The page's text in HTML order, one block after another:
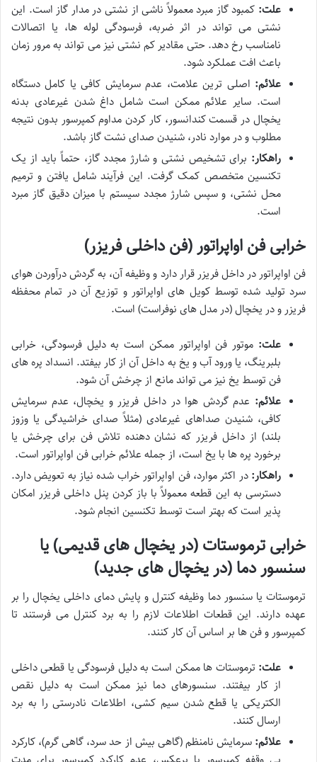
علت: کمبود گاز مبرد معمولاً ناشی از نشتی در مدار گاز است. این
نشتی می تواند در اثر ضربه، فرسودگی لوله ها، یا اتصالات
نامناسب رخ دهد. حتی مقادیر کم نشتی نیز می تواند به مرور زمان
باعث افت عملکرد شود.
علائم: اصلی ترین علامت، عدم سرمایش کافی یا کامل دستگاه
است. سایر علائم ممکن است شامل داغ شدن غیرعادی بدنه
یخچال در قسمت کندانسور، کار کردن مداوم کمپرسور بدون نتیجه
مطلوب و در موارد نادر، شنیدن صدای نشت گاز باشد.
راهکار: برای تشخیص نشتی و شارژ مجدد گاز، حتماً باید از یک
تکنسین متخصص کمک گرفت. این فرآیند شامل یافتن و ترمیم
محل نشتی، و سپس شارژ مجدد سیستم با میزان دقیق گاز مبرد
است.
خرابی فن اواپراتور (فن داخلی فریزر)
فن اواپراتور در داخل فریزر قرار دارد و وظیفه آن، به گردش درآوردن هوای
سرد تولید شده توسط کویل های اواپراتور و توزیع آن در تمام محفظه
فریزر و در یخچال (در مدل های نوفراست) است.
علت: موتور فن اواپراتور ممکن است به دلیل فرسودگی، خرابی
بلبرینگ، یا ورود آب و یخ به داخل آن از کار بیفتد. انسداد پره های
فن توسط یخ نیز می تواند مانع از چرخش آن شود.
علائم: عدم گردش هوا در داخل فریزر و یخچال، عدم سرمایش
کافی، شنیدن صداهای غیرعادی (مثلاً صدای خراشیدگی یا وزوز
بلند) از داخل فریزر که نشان دهنده تلاش فن برای چرخش یا
برخورد پره ها با یخ است، از جمله علائم خرابی فن اواپراتور است.
راهکار: در اکثر موارد، فن اواپراتور خراب شده نیاز به تعویض دارد.
دسترسی به این قطعه معمولاً با باز کردن پنل داخلی فریزر امکان
پذیر است که بهتر است توسط تکنسین انجام شود.
خرابی ترموستات (در یخچال های قدیمی) یا
سنسور دما (در یخچال های جدید)
ترموستات یا سنسور دما وظیفه کنترل و پایش دمای داخلی یخچال را بر
عهده دارند. این قطعات اطلاعات لازم را به برد کنترل می فرستند تا
کمپرسور و فن ها بر اساس آن کار کنند.
علت: ترموستات ها ممکن است به دلیل فرسودگی یا قطعی داخلی
از کار بیفتند. سنسورهای دما نیز ممکن است به دلیل نقص
الکتریکی یا قطع شدن سیم کشی، اطلاعات نادرستی را به برد
ارسال کنند.
علائم: سرمایش نامنظم (گاهی بیش از حد سرد، گاهی گرم)، کارکرد